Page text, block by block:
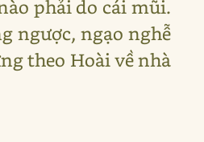
phải do cái mũi.
ngược, ngạo nghễ
theo Hoài về nhà